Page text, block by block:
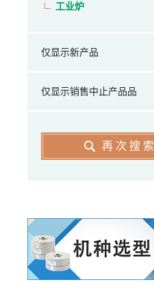
工业炉
仅显示新产品
仅显示销售中止产品品
再次搜索